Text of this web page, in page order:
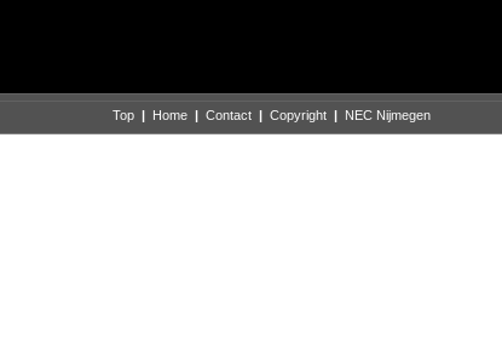
Top | Home | Contact | Copyright | NEC Nijmegen